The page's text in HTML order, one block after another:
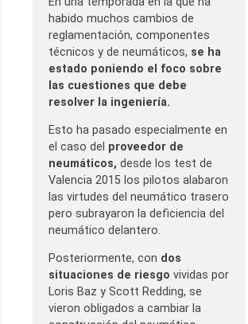
habido muchos cambios de
reglamentación, componentes
técnicos y de neumáticos, se ha
estado poniendo el foco sobre
las cuestiones que debe
resolver la ingeniería.
Esto ha pasado especialmente en
el caso del proveedor de
neumáticos, desde los test de
Valencia 2015 los pilotos alabaron
las virtudes del neumático trasero
pero subrayaron la deficiencia del
neumático delantero.
Posteriormente, con dos
situaciones de riesgo vividas por
Loris Baz y Scott Redding, se
vieron obligados a cambiar la